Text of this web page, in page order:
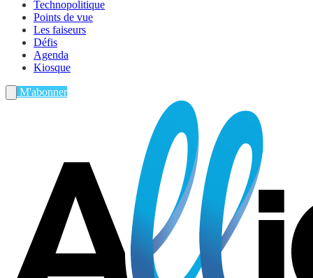
Technopolitique
Points de vue
Les faiseurs
Défis
Agenda
Kiosque
M'abonner